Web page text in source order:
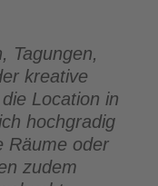
Tagungen,
kreative
Location in
hochgradig
Räume oder
zudem